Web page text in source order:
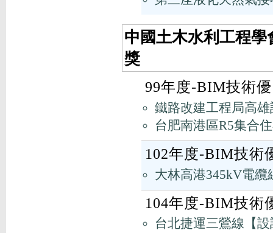
中國土木水利工程
獎
99年度-BIM技術
鐵路改建工程局高
台肥南港區R5集合
102年度-BIM技術
大林高港345kV電纜
104年度-BIM技術
台北捷運三鶯線【